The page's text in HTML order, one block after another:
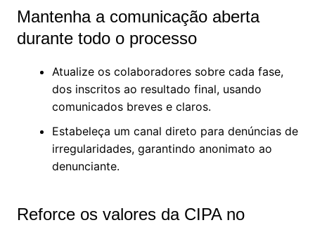
Mantenha a comunicação aberta
durante todo o processo
Atualize os colaboradores sobre cada fase,
dos inscritos ao resultado final, usando
comunicados breves e claros.
Estabeleça um canal direto para denúncias de
irregularidades, garantindo anonimato ao
denunciante.
Reforce os valores da CIPA no